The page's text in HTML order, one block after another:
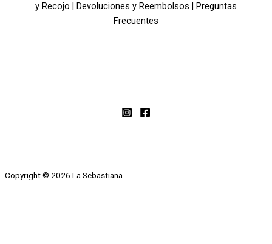
y Recojo | Devoluciones y Reembolsos | Preguntas
Frecuentes
Copyright © 2026 La Sebastiana